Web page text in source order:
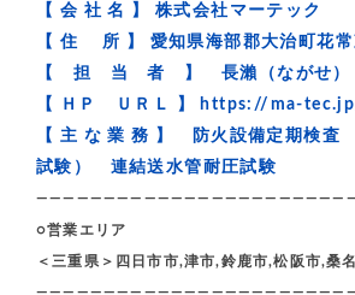
【 会 社 名 】 株式会社マーテック
【 住 所 】 愛知県海部郡大治町花
【 担 当 者 】 長瀨（ながせ）
【 ＨＰ ＵＲＬ 】
https://ma-
【 主 な 業 務 】 防火設備定期検
試験） 連結送水管耐圧試験
○営業エリア
＜三重県＞四日市市,津市,鈴鹿市,松阪市,桑